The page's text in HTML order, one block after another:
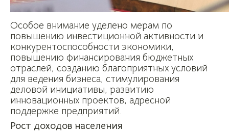
Особое внимание уделено мерам по
повышению инвестиционной активности и
конкурентоспособности экономики,
повышению финансирования бюджетных
отраслей, созданию благоприятных условий
для ведения бизнеса, стимулирования
деловой инициативы, развитию
инновационных проектов, адресной
поддержке предприятий.
Рост доходов населения